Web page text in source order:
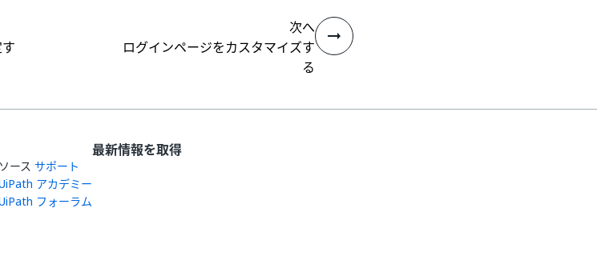
次へ
ログインページをカスタマイズす
る
ース サポート
アカデミー
フォーラム
最新情報を取得